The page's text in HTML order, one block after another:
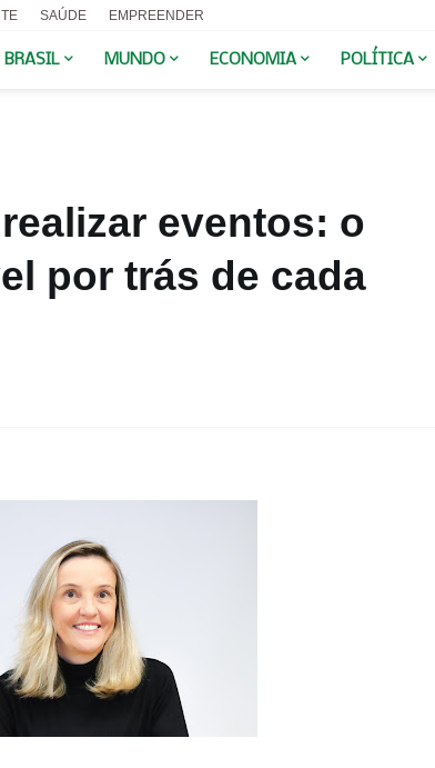
SAÚDE EMPREENDER
BRASIL MUNDO ECONOMIA POLÍTICA
eventos: o
por trás de cada